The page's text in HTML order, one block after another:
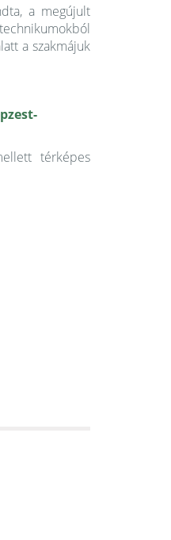
a megújult
a szakmájuk
térképes